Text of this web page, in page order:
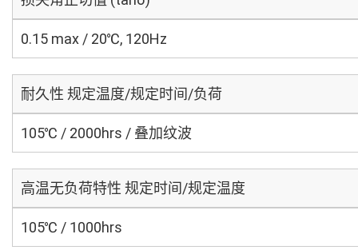
0.15 max / 20℃, 120Hz
耐久性 规定温度/规定时间/负荷
105℃ / 2000hrs / 叠加纹波
高温无负荷特性 规定时间/规定温度
105℃ / 1000hrs